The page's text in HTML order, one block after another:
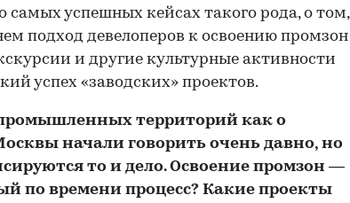
самых успешных кейсах такого рода, о том,
подход девелоперов к освоению промзон
и другие культурные активности
успех «заводских» проектов.
территорий как о
начали говорить очень давно, но
то и дело. Освоение промзон —
по времени процесс? Какие проекты